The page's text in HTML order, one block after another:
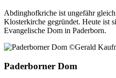
Abdinghofkriche ist ungefähr
Klosterkirche gegründet. Heute ist
Evangelische Dom in Paderborn.
Paderborner Dom